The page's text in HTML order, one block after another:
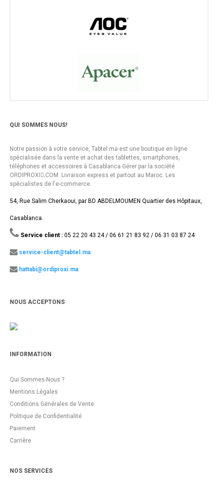
QUI SOMMES NOUS!
Notre passion à votre service, Tabtel.ma est une boutique en ligne
spécialisée dans la vente et achat des tablettes, smartphones,
téléphones et accessoires à Casablanca Gérer par la société
ORDIPROXI.ِCOM. Livraison express et partout au Maroc. Les
spécialistes de l'e-commerce.
54, Rue Salim Cherkaoui, par BD ABDELMOUMEN Quartier des Hôpitaux,
Casablanca.
Service client : 05 22 20 43 24 / 06 61 21 83 92 / 06 31 03 87 24
service-client@tabtel.ma
hattabi@ordiproxi.ma
NOUS ACCEPTONS
INFORMATION
Qui Sommes-Nous ?
Mentions Légales
Conditions Générales de Vente
Politique de Confidentialité
Paiement
Carrière
NOS SERVICES